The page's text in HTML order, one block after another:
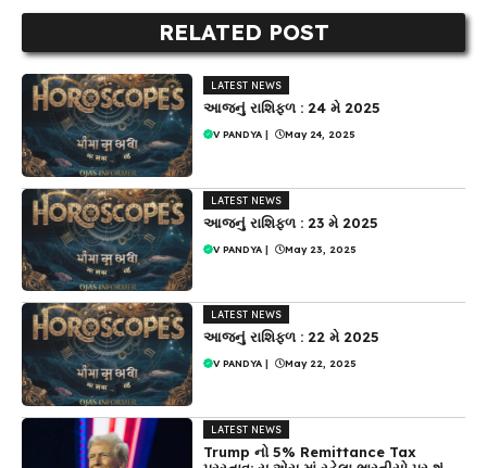
RELATED POST
LATEST NEWS
આજનું રાશિફળ : 24 મે 2025
V PANDYA | May 24, 2025
LATEST NEWS
આજનું રાશિફળ : 23 મે 2025
V PANDYA | May 23, 2025
LATEST NEWS
આજનું રાશિફળ : 22 મે 2025
V PANDYA May 22, 2025
LATEST NEWS
Trump નો 5% Remittance Tax